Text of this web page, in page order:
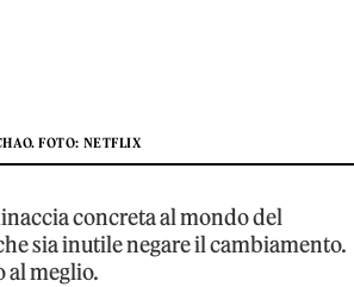
FOTO: NETFLIX
concreta al mondo del
sia inutile negare il cambiamento.
al meglio.